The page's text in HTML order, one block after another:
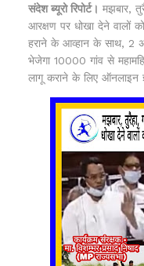
संदेश ब्यूरो रिपोर्ट। मझबार,
आरक्षण पर धोखा देने वालों
हराने के आव्हान के साथ, 2
भेजेगा 10000 गांव से
लागू कराने के लिए ऑनलाइन